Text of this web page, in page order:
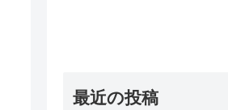
最近の投稿